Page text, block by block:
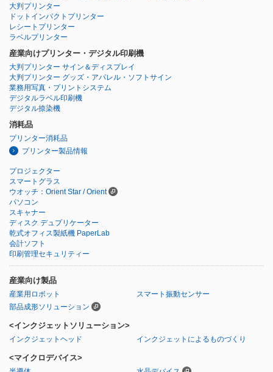
大判プリンター
ドットインパクトプリンター
レシートプリンター
ラベルプリンター
産業向けプリンター・デジタル印刷機
大判プリンター サイン＆ディスプレイ
大判プリンター グッズ・アパレル・ソフトサイン
業務用写真・プリントシステム
デジタルラベル印刷機
デジタル捺染機
消耗品
プリンター消耗品
プリンター製品情報
プロジェクター
スマートグラス
ウオッチ：Orient Star / Orient
パソコン
スキャナー
ディスク デュプリケーター
乾式オフィス製紙機 PaperLab
会計ソフト
印刷管理セキュリティー
産業向け製品
産業用ロボット
スマート振動センサー
部品成形ソリューション
<インクジェットソリューション>
インクジェットヘッド インクジェットによるものづくり
<マイクロデバイス>